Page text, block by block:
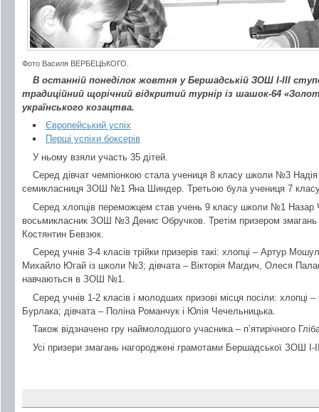
Фото Василя ВЕРБЕЦЬКОГО.
В останній понеділок жовтня у Бершадській ЗОШ І-ІІІ
традиційний щорічний відкритий турнір із шашок-64
українського козацтва.
Європейський успіх
Перші успіхи боксерів
У ньому взяли участь 35 дітей.
Серед дівчат чемпіонкою стала учениця 8 класу школи №3 Надія
семикласниця ЗОШ №1 Яна Шиндер. Третьою була учениця 7
Серед хлопців переможцем став учень 9 класу школи №1 Назар
восьмикласник ЗОШ №3 Денис Обручков. Третім призером змагань
Костянтин Бевзюк.
Серед учнів 3-4 класів трійки призерів такі: хлопці – Артур
Михайло Югай із школи №3; дівчата – Вікторія Магдич, Олеся
навчаються в ЗОШ №1.
Серед учнів 1-2 класів і молодших призові місця посіли: хлопці
Бурлака; дівчата – Поліна Романчук і Юлія Чечельницька.
Також відзначено гру наймолодшого учасника – п’ятирічного
Усі призери змагань нагороджені грамотами Бершадської ЗОШ І-